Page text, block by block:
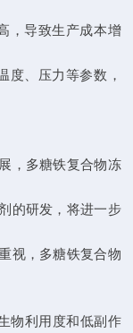
，导致生产成本增
度、压力等参数，
，多糖铁复合物冻
的研发，将进一步
视，多糖铁复合物
物利用度和低副作